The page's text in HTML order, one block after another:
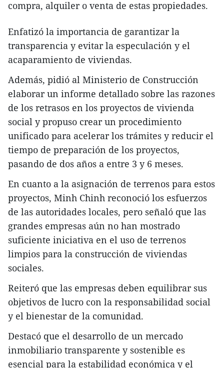
compra, alquiler o venta de estas propiedades.
Enfatizó la importancia de garantizar la
transparencia y evitar la especulación y el
acaparamiento de viviendas.
Además, pidió al Ministerio de Construcción
elaborar un informe detallado sobre las razones
de los retrasos en los proyectos de vivienda
social y propuso crear un procedimiento
unificado para acelerar los trámites y reducir el
tiempo de preparación de los proyectos,
pasando de dos años a entre 3 y 6 meses.
En cuanto a la asignación de terrenos para estos
proyectos, Minh Chinh reconoció los esfuerzos
de las autoridades locales, pero señaló que las
grandes empresas aún no han mostrado
suficiente iniciativa en el uso de terrenos
limpios para la construcción de viviendas
sociales.
Reiteró que las empresas deben equilibrar sus
objetivos de lucro con la responsabilidad social
y el bienestar de la comunidad.
Destacó que el desarrollo de un mercado
inmobiliario transparente y sostenible es
esencial para la estabilidad económica y el